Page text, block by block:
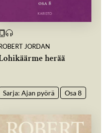
JORDAN
herää
Sarja: Ajan pyörä Osa 8